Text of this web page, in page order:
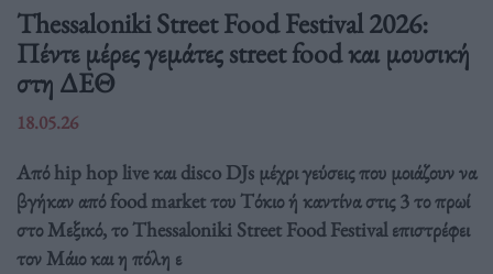
Thessaloniki Street Food Festival 2026:
Πέντε μέρες γεμάτες street food και μουσική
στη ΔΕΘ
18.05.26
Από hip hop live και disco DJs μέχρι γεύσεις που μοιάζουν να
βγήκαν από food market του Τόκιο ή καντίνα στις 3 το πρωί
στο Μεξικό, το Thessaloniki Street Food Festival επιστρέφει
τον Μάιο και η πόλη ε